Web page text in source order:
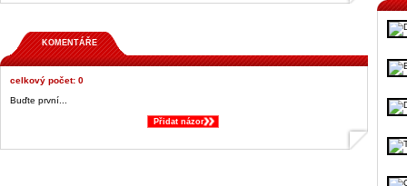
KOMENTÁŘE
celkový počet: 0
Buďte první...
Přidat názor